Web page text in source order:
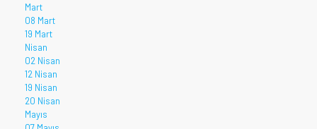
Mart
08 Mart
19 Mart
Nisan
02 Nisan
12 Nisan
19 Nisan
20 Nisan
Mayıs